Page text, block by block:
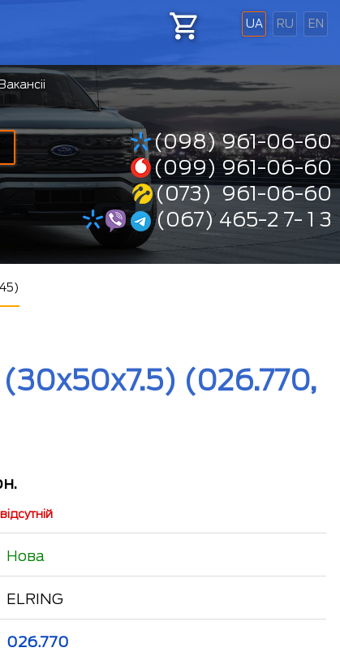
UA RU EN
(098) 961-06-60
(099) 961-06-60
(073) 961-06-60
(067) 465-2 7- 1 3
(026.770,
Нова
ELRING
026.770